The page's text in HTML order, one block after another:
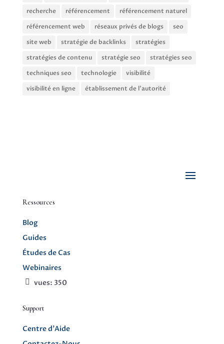
recherche
référencement
référencement naturel
référencement web
réseaux privés de blogs
seo
site web
stratégie de backlinks
stratégies
stratégies de contenu
stratégie seo
stratégies seo
techniques seo
technologie
visibilité
visibilité en ligne
établissement de l'autorité
Ressources
Blog
Guides
Études de Cas
Webinaires
vues: 350
Support
Centre d’Aide